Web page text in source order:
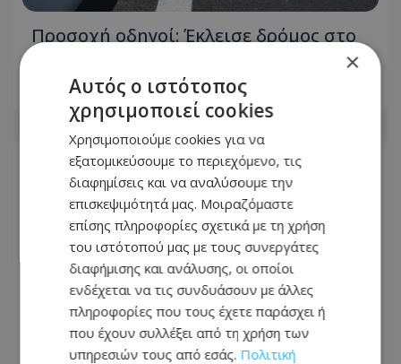
Προσοχή οδηγοί: Έκλεισε δρόμος στο
08.08.2026 - 12:14
×
Αυτός ο ιστότοπος
χρησιμοποιεί cookies
Χρησιμοποιούμε cookies για να
εξατομικεύσουμε το περιεχόμενο, τις
διαφημίσεις και να αναλύσουμε την
επισκεψιμότητά μας. Μοιραζόμαστε
επίσης πληροφορίες σχετικά με τη χρήση
του ιστότοπού μας με τους συνεργάτες
διαφήμισης και ανάλυσης, οι οποίοι
ενδέχεται να τις συνδυάσουν με άλλες
πληροφορίες που τους έχετε παράσχει ή
που έχουν συλλέξει από τη χρήση των
υπηρεσιών τους από εσάς. Πολιτική